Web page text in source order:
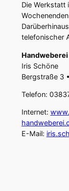
Die Werkstatt
telefonischer
Handweberei
Iris Schöne
Bergstraße 3
Telefon:
Internet:
E-Mail: